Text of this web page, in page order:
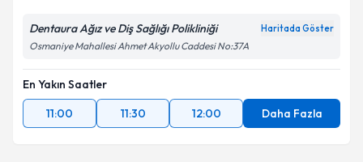
Dentaura Ağız ve Diş Sağlığı Polikliniği Haritada Göster
Osmaniye Mahallesi Ahmet Akyollu Caddesi No:37A
En Yakın Saatler
11:00
11:30 12:00 Daha Fazla